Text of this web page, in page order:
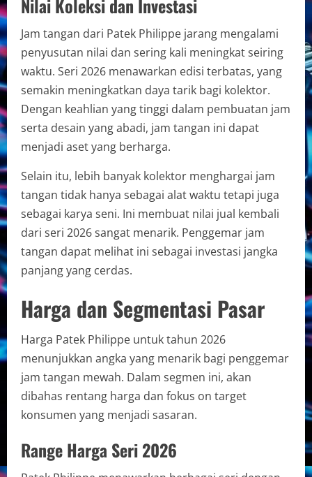
Nilai Koleksi dan Investasi
Jam tangan dari Patek Philippe jarang mengalami
penyusutan nilai dan sering kali meningkat seiring
waktu. Seri 2026 menawarkan edisi terbatas, yang
semakin meningkatkan daya tarik bagi kolektor.
Dengan keahlian yang tinggi dalam pembuatan jam
serta desain yang abadi, jam tangan ini dapat
menjadi aset yang berharga.
Selain itu, lebih banyak kolektor menghargai jam
tangan tidak hanya sebagai alat waktu tetapi juga
sebagai karya seni. Ini membuat nilai jual kembali
dari seri 2026 sangat menarik. Penggemar jam
tangan dapat melihat ini sebagai investasi jangka
panjang yang cerdas.
Harga dan Segmentasi Pasar
Harga Patek Philippe untuk tahun 2026
menunjukkan angka yang menarik bagi penggemar
jam tangan mewah. Dalam segmen ini, akan
dibahas rentang harga dan fokus on target
konsumen yang menjadi sasaran.
Range Harga Seri 2026